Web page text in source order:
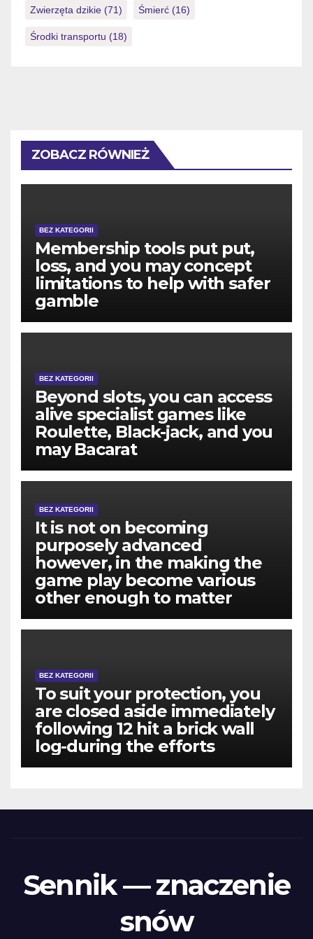
Zwierzęta dzikie (71) Śmierć (16)
Środki transportu (18)
ZOBACZ RÓWNIEŻ
BEZ KATEGORII
Membership tools put put,
loss, and you may concept
limitations to help with safer
gamble
BEZ KATEGORII
Beyond slots, you can access
alive specialist games like
Roulette, Black-jack, and you
may Bacarat
BEZ KATEGORII
It is not on becoming
purposely advanced
however, in the making the
game play become various
other enough to matter
BEZ KATEGORII
To suit your protection, you
are closed aside immediately
following 12 hit a brick wall
log-during the efforts
Sennik — znaczenie
snów